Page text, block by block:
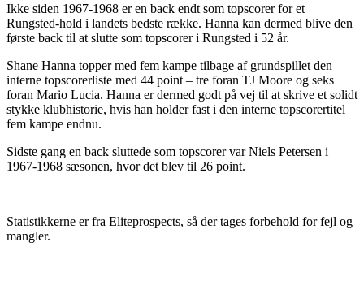
Ikke siden 1967-1968 er en back endt som topscorer for et
Rungsted-hold i landets bedste række. Hanna kan dermed blive den
første back til at slutte som topscorer i Rungsted i 52 år.
Shane Hanna topper med fem kampe tilbage af grundspillet den
interne topscorerliste med 44 point – tre foran TJ Moore og seks
foran Mario Lucia. Hanna er dermed godt på vej til at skrive et solidt
stykke klubhistorie, hvis han holder fast i den interne topscorertitel
fem kampe endnu.
Sidste gang en back sluttede som topscorer var Niels Petersen i
1967-1968 sæsonen, hvor det blev til 26 point.
Statistikkerne er fra Eliteprospects, så der tages forbehold for fejl og
mangler.